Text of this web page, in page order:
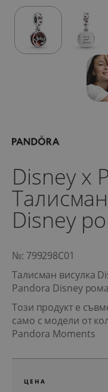
Disney x
Disney
№: 799298C01
Талисман висулка
Pandora Disney
Този продукт е
само с модели от
Pandora Moments
ЦЕНА